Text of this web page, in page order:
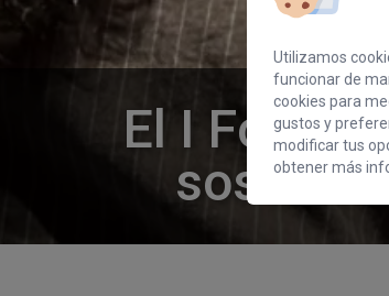
El I Foro
Utilizamos
funcionar de
cookies para
gustos y
modificar tus
obtener más